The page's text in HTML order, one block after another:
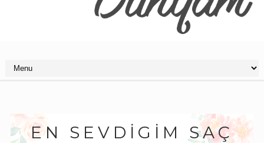
EN SEVDIGIM SAÇ